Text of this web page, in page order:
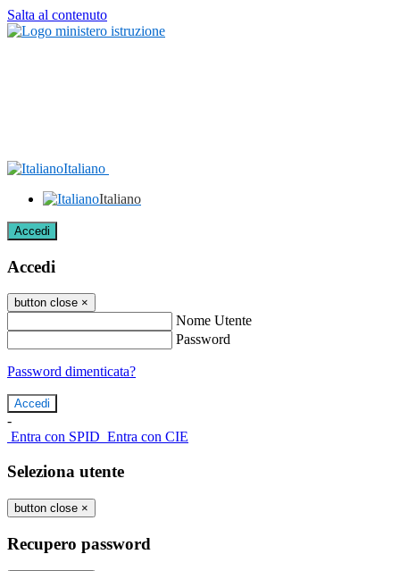
Salta al contenuto
Italiano
Italiano
Accedi
Accedi
button close ×
Nome Utente
Password
Password dimenticata?
-
Entra con SPID Entra con CIE
Seleziona utente
button close ×
Recupero password